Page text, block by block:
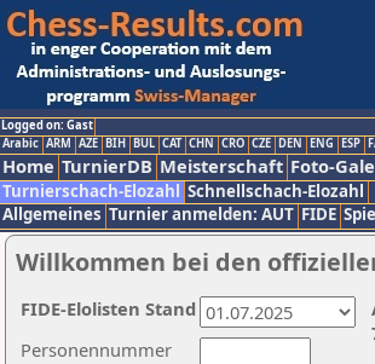
Logged on: Gast
Arabic ARM AZE BIH BUL CAT CHN CRO CZE DEN ENG ESP
Home TurnierDB Meisterschaft Foto-
Turnierschach-Elozahl Schnellschach-Elozahl
Allgemeines Turnier anmelden: AUT FIDE
Willkommen bei den
Personennummer
FIDE-Elolisten Stand